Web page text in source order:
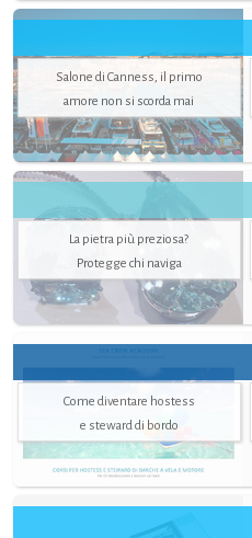
Salone di Canness, il primo
amore non si scorda mai
La pietra più preziosa?
Protegge chi naviga
Come diventare hostess
e steward di bordo